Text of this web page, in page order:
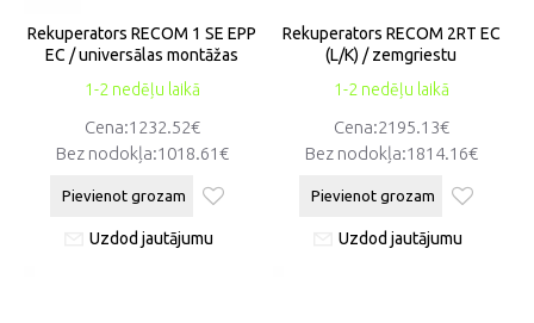
1-2 nedēļu laikā
Rekuperators RECOM 1 SE EPP
EC / universālas montāžas
Cena:1232.52€
Bez nodokļa:1018.61€
Pievienot grozam
Uzdod jautājumu
1-2 nedēļu laikā
Rekuperators RECOM 2RT EC
(L/K) / zemgriestu
Cena:2195.13€
Bez nodokļa:1814.16€
Pievienot grozam
Uzdod jautājumu